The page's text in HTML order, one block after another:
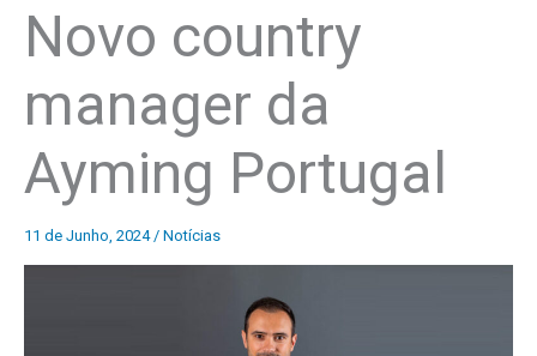
Novo country
manager da
Ayming Portugal
11 de Junho, 2024 / Notícias